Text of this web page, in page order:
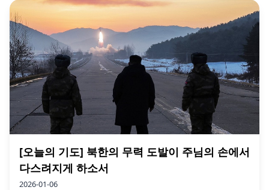
[오늘의 기도] 북한의 무력 도발이 주님의 손에서
다스려지게 하소서
2026-01-06